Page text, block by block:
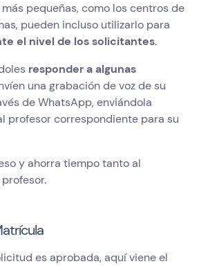
pequeñas, como los centros de
pueden incluso utilizarlo para
el nivel de los solicitantes.
responder a algunas
una grabación de voz de su
de WhatsApp, enviándola
profesor correspondiente para su
y ahorra tiempo tanto al
es aprobada, aquí viene el